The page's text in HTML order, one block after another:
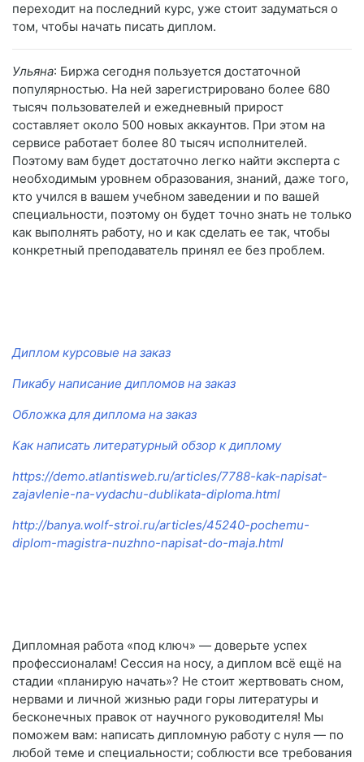
переходит на последний курс, уже стоит задуматься о
том, чтобы начать писать диплом.
Ульяна: Биржа сегодня пользуется достаточной
популярностью. На ней зарегистрировано более 680
тысяч пользователей и ежедневный прирост
составляет около 500 новых аккаунтов. При этом на
сервисе работает более 80 тысяч исполнителей.
Поэтому вам будет достаточно легко найти эксперта с
необходимым уровнем образования, знаний, даже того,
кто учился в вашем учебном заведении и по вашей
специальности, поэтому он будет точно знать не только
как выполнять работу, но и как сделать ее так, чтобы
конкретный преподаватель принял ее без проблем.
Диплом курсовые на заказ
Пикабу написание дипломов на заказ
Обложка для диплома на заказ
Как написать литературный обзор к диплому
https://demo.atlantisweb.ru/articles/7788-kak-napisat-
zajavlenie-na-vydachu-dublikata-diploma.html
http://banya.wolf-stroi.ru/articles/45240-pochemu-
diplom-magistra-nuzhno-napisat-do-maja.html
Дипломная работа «под ключ» — доверьте успех
профессионалам! Сессия на носу, а диплом всё ещё на
стадии «планирую начать»? Не стоит жертвовать сном,
нервами и личной жизнью ради горы литературы и
бесконечных правок от научного руководителя! Мы
поможем вам: написать дипломную работу с нуля — по
любой теме и специальности; соблюсти все требования